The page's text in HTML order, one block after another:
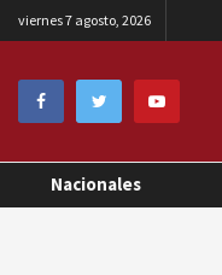
viernes 7 agosto, 2026
Nacionales